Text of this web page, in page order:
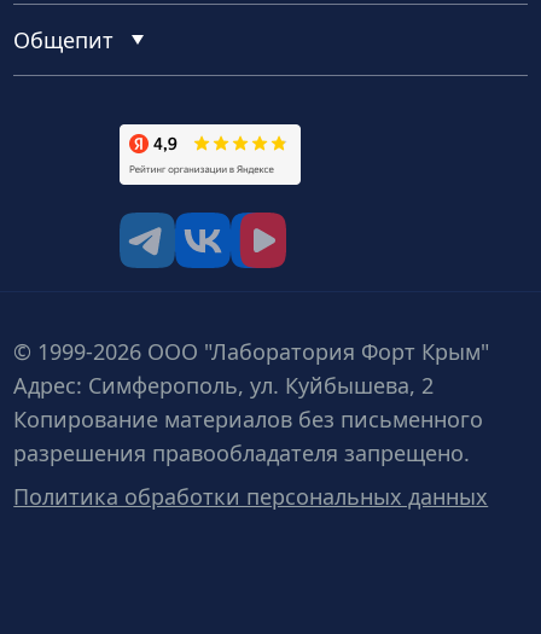
Общепит
© 1999-2026 ООО "Лаборатория Форт Крым"
Адрес: Симферополь, ул. Куйбышева, 2
Копирование материалов без письменного
разрешения правообладателя запрещено.
Политика обработки персональных данных